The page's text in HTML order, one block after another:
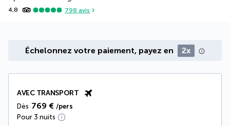
4,8 798 avis
Échelonnez votre paiement, payez en 2x
AVEC TRANSPORT
Dès 769 € /pers
Pour 3 nuits